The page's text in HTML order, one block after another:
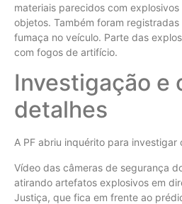
materiais parecidos com
objetos. Também foram
fumaça no veículo. Parte das
com fogos de artifício.
Investigação e
detalhes
A PF abriu inquérito para investigar
Vídeo das câmeras de segurança
atirando artefatos explosivos em
Justiça, que fica em frente ao